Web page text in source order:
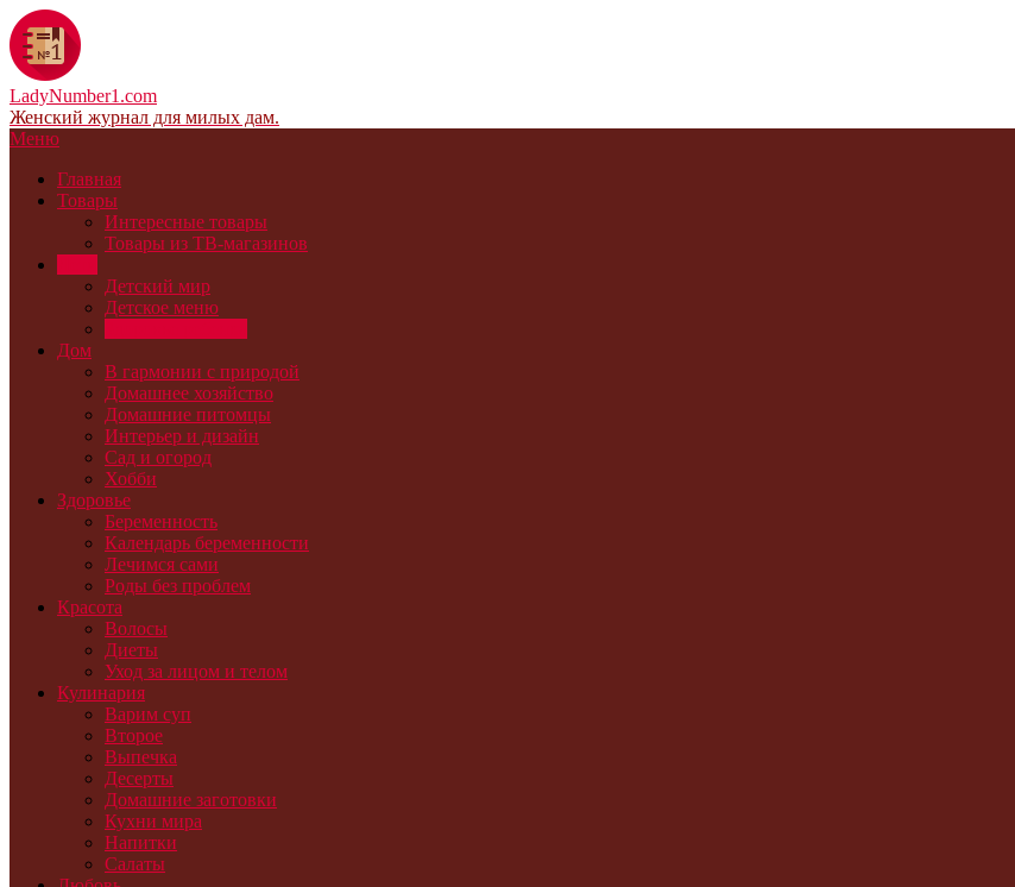
LadyNumber1.com
Женский журнал для милых дам.
Меню
Главная
Товары
Интересные товары
Товары из ТВ-магазинов
Детский мир
Детское меню
Дом
В гармонии с природой
Домашнее хозяйство
Домашние питомцы
Интерьер и дизайн
Сад и огород
Хобби
Здоровье
Беременность
Календарь беременности
Лечимся сами
Роды без проблем
Красота
Волосы
Диеты
Уход за лицом и телом
Кулинария
Варим суп
Второе
Выпечка
Десерты
Домашние заготовки
Кухни мира
Напитки
Салаты